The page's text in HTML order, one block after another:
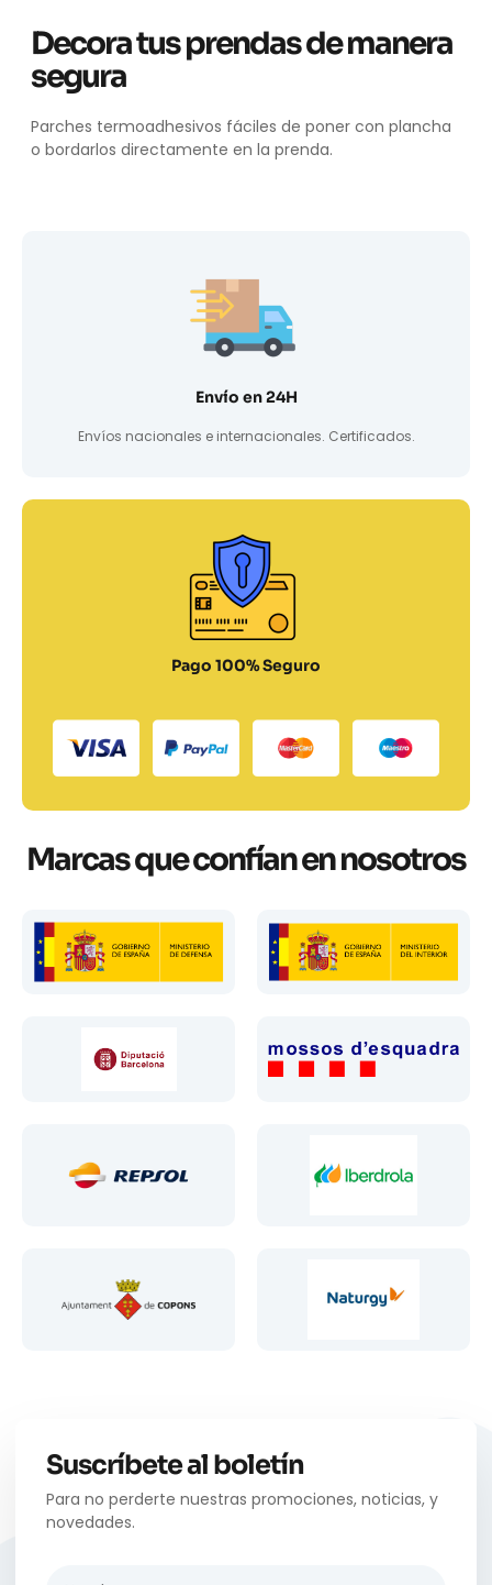
Decora tus prendas de manera
segura
Parches termoadhesivos fáciles de poner con plancha
o bordarlos directamente en la prenda.
Envío en 24H
Envíos nacionales e internacionales. Certificados.
Pago 100% Seguro
Marcas que confían en nosotros
Suscríbete al boletín
Para no perderte nuestras promociones, noticias, y
novedades.